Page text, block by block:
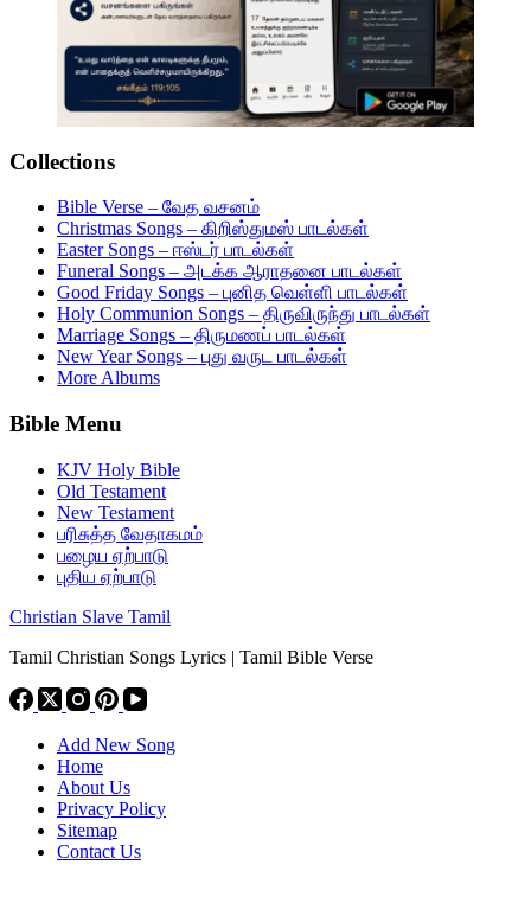
Collections
Bible Verse – வேத வசனம்
Christmas Songs – கிறிஸ்துமஸ் பாடல்கள்
Easter Songs – ஈஸ்டர் பாடல்கள்
Funeral Songs – அடக்க ஆராதனை பாடல்கள்
Good Friday Songs – புனித வெள்ளி பாடல்கள்
Holy Communion Songs – திருவிருந்து பாடல்கள்
Marriage Songs – திருமணப் பாடல்கள்
New Year Songs – புது வருட பாடல்கள்
More Albums
Bible Menu
KJV Holy Bible
Old Testament
New Testament
பரிசுத்த வேதாகமம்
பழைய ஏற்பாடு
புதிய ஏற்பாடு
Christian Slave Tamil
Tamil Christian Songs Lyrics | Tamil Bible Verse
Add New Song
Home
About Us
Privacy Policy
Sitemap
Contact Us